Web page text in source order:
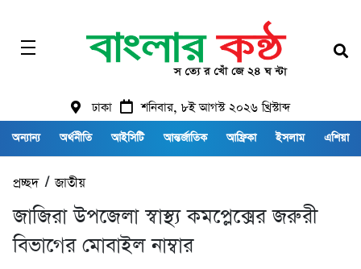
ঢাকা শনিবার, ৮ই আগস্ট ২০২৬ খ্রিস্টাব্দ
অন্যান্য অর্থনীতি আইসিটি আন্তর্জাতিক আফ্রিকা ইসলাম এশিয়া
প্রচ্ছদ/জাতীয়
জাজিরা উপজেলা স্বাস্থ্য কমপ্লেক্সের জরুরী
বিভাগের মোবাইল নাম্বার